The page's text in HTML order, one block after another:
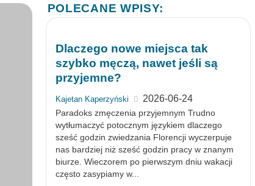
POLECANE WPISY:
Dlaczego nowe miejsca tak
szybko męczą, nawet jeśli są
przyjemne?
Kajetan Kaperzyński 2026-06-24
Paradoks zmęczenia przyjemnym Trudno
wytłumaczyć potocznym językiem dlaczego
sześć godzin zwiedzania Florencji wyczerpuje
nas bardziej niż sześć godzin pracy w znanym
biurze. Wieczorem po pierwszym dniu wakacji
często zasypiamy w...